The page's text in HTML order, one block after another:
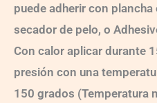
puede adherir con
secador de pelo, o
Con calor aplicar durante
presión con una
150 grados (Temperatura